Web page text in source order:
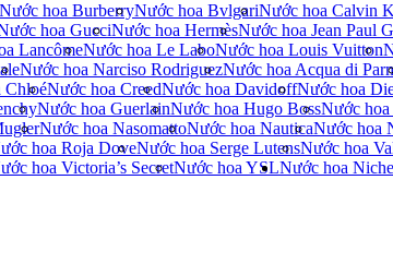
Nước hoa BurberryNước hoa BvlgariNước hoa Calvin
hoa GucciNước hoa HermèsNước hoa Jean Paul
LancômeNước hoa Le LaboNước hoa Louis Vuitton
Nước hoa Narciso RodriguezNước hoa Acqua di
ChloéNước hoa CreedNước hoa DavidoffNước hoa
Nước hoa GuerlainNước hoa Hugo BossNước
Nước hoa NasomattoNước hoa NauticaNước hoa
hoa Roja DoveNước hoa Serge LutensNước hoa
hoa Victoria’s SecretNước hoa YSLNước hoa Niche